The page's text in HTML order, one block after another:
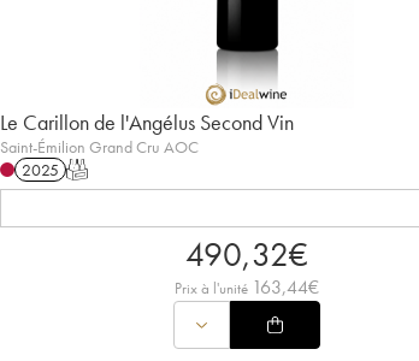
Le Carillon de l'Angélus Second Vin
Saint-Émilion Grand Cru AOC
2025 T
490,32€
Prix à l'unité 163,44€